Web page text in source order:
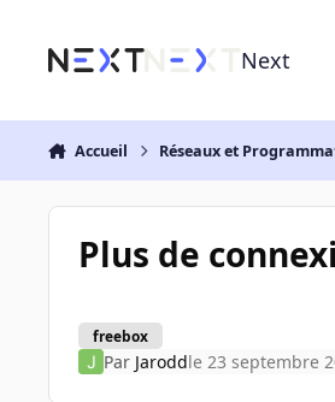
Next
Accueil Réseaux et
Plus de
freebox
Par Jaroddle 23 septembre